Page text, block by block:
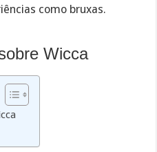
como bruxas.
Wicca